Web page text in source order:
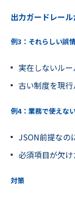
出力ガードレー
例3：それらしい誤
実在しないル
古い制度を現
例4：業務で使えな
JSON前提なの
必須項目が欠
対策